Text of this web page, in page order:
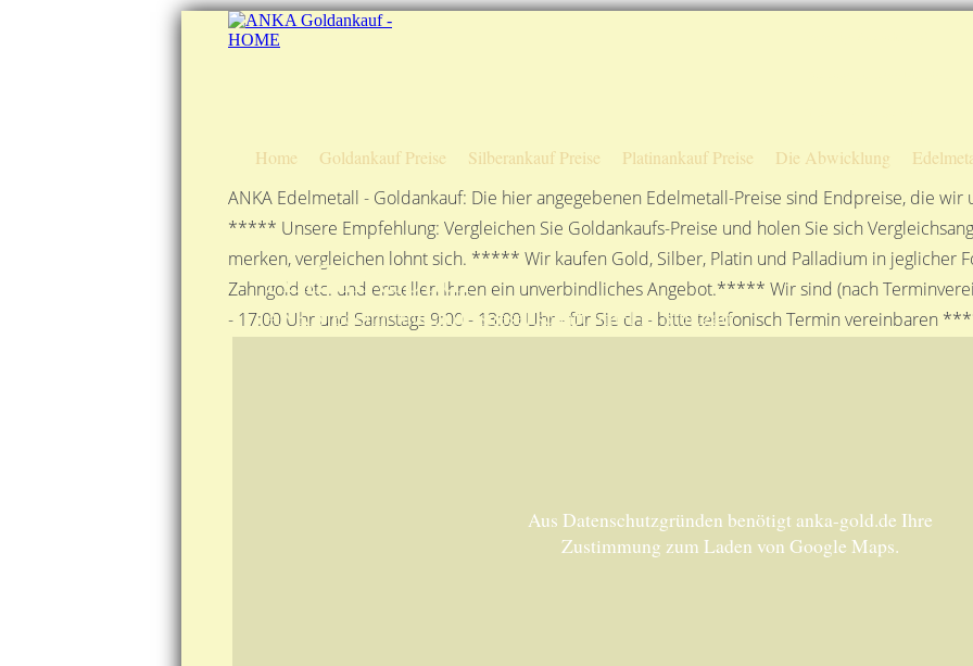
Home Goldankauf Preise Silberankauf Preise Platinankauf Preise Die Abwicklung
ANKA Edelmetall - Goldankauf: Die hier angegebenen Edelmetall-Preise sind Endpreise, die wir
***** Unsere Empfehlung: Vergleichen Sie Goldankaufs-Preise und holen Sie sich
merken, vergleichen lohnt sich. ***** Wir kaufen Gold, Silber, Platin und Palladium in jeglicher
Zahngold etc. und erstellen Ihnen ein unverbindliches Angebot.***** Wir sind (nach
- 17:00 Uhr und Samstags 9:00 - 13:00 Uhr - für Sie da - bitte telefonisch Termin vereinbaren
Anfahrtsplan
ANKA Edelmetallhandelsgesellschaft mbH in Stuttgart
Aus Datenschutzgründen benötigt anka-gold.de Ihre
Zustimmung zum Laden von Google Maps.